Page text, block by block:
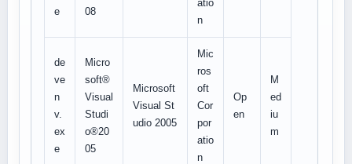
e
08
atio
n
de
ve
n
v.
ex
e
Micro
soft®
Visual
Studi
o®20
05
Microsoft
Visual St
udio 2005
Mic
ros
oft
Cor
por
atio
n
Op
en
M
ed
iu
m